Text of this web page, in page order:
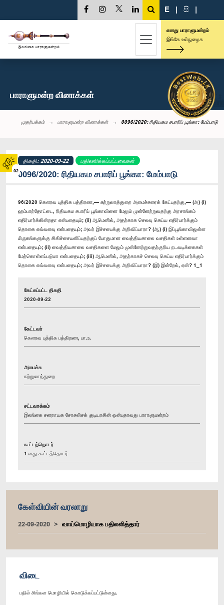
02
E | සි |
எனது பாராளுமன்றம்
இங்கே உள்நுழைக
பாராளுமன்ற வினாக்கள்
முதற்பக்கம் பாராளுமன்ற வினாக்கள் 0096/2020: ரிதியகம சபாரிப் பூங்கா: மேம்பாடு
திகதி: 2020-09-22 பதிலளிக்கப்பட்டவைகள்
0096/2020: ரிதியகம சபாரிப் பூங்கா: மேம்பாடு
96/2020 கௌரவ புத்திக பத்திரண,— சுற்றுலாத்துறை அமைச்சரைக் கேட்பதற்கு,— (அ) (i)
ஹம்பாந்தோட்டை, ரிதியகம சபாரிப் பூங்காவினை மேலும் முன்னேற்றுவதற்கு அரசாங்கம்
எதிர்பார்க்கின்றதா என்பதையும்; (ii) ஆமெனில், அதற்காக செலவு செய்ய எதிர்பார்க்கும்
தொகை எவ்வளவு என்பதையும்; அவர் இச்சபைக்கு அறிவிப்பாரா? (ஆ) (i) இப்பூங்காவிலுள்ள
மிருகங்களுக்கு சிகிச்சையளிப்பதற்குப் போதுமான வைத்தியசாலை வசதிகள் உள்ளனவா
என்பதையும்; (ii) வைத்தியசாலை வசதிகளை மேலும் முன்னேற்றுவதற்குரிய நடவடிக்கைகள்
மேற்கொள்ளப்படுமா என்பதையும்; (iii) ஆமெனில், அதற்காகச் செலவு செய்ய எதிர்பார்க்கும்
தொகை எவ்வளவு என்பதையும்; அவர் இச்சபைக்கு அறிவிப்பாரா? (இ) இன்றேல், ஏன்? 1_1
கேட்கப்பட்ட திகதி
2020-09-22
கேட்டவர்
கௌரவ புத்திக பத்திறண, பா.உ.
அமைச்சு
சுற்றுலாத்துறை
சட்டவாக்கம்
இலங்கை சனநாயக சோசலிசக் குடியரசின் ஒன்பதாவது பாராளுமன்றம்
கூட்டத்தொடர்
1 வது கூட்டத்தொடர்
கேள்வியின் வரலாறு
22-09-2020 வாய்மொழியாக பதிலளித்தார்
விடை
பதில் சிங்கள மொழியில் கொடுக்கப்பட்டுள்ளது.